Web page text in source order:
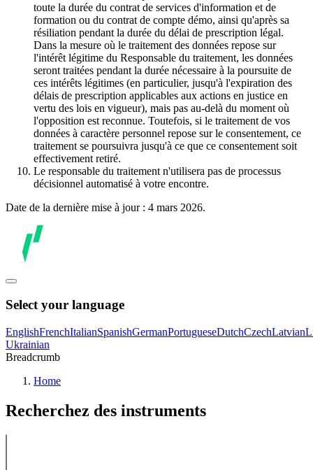
toute la durée du contrat de services d'information et de
formation ou du contrat de compte démo, ainsi qu'après sa
résiliation pendant la durée du délai de prescription légal.
Dans la mesure où le traitement des données repose sur
l'intérêt légitime du Responsable du traitement, les données
seront traitées pendant la durée nécessaire à la poursuite de
ces intérêts légitimes (en particulier, jusqu'à l'expiration des
délais de prescription applicables aux actions en justice en
vertu des lois en vigueur), mais pas au-delà du moment où
l'opposition est reconnue. Toutefois, si le traitement de vos
données à caractère personnel repose sur le consentement, ce
traitement se poursuivra jusqu'à ce que ce consentement soit
effectivement retiré.
Le responsable du traitement n'utilisera pas de processus
décisionnel automatisé à votre encontre.
Date de la dernière mise à jour : 4 mars 2026.
Select your language
EnglishFrenchItalianSpanishGermanPortugueseDutchCzechLatvian
Ukrainian
Breadcrumb
Home
Recherchez des instruments